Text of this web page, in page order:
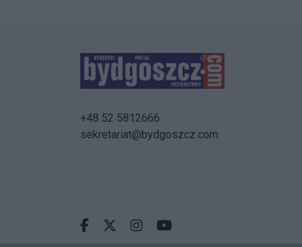
+48 52 5812666
sekretariat@bydgoszcz.com
Facebook.com
X.comInstagram.com
Youtube.com